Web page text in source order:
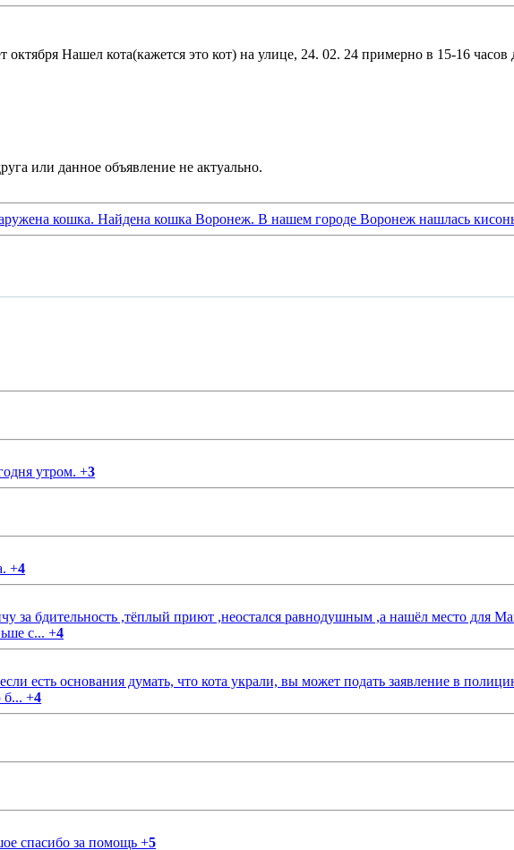
Нашел кота(кажется это кот) на улице, 24. 02. 24 примерно в 15-16
кошка. Найдена кошка Воронеж. В нашем городе Воронеж нашлась
утром. +3
+4
бдительность ,тёплый приют ,неостался равнодушным ,а нашёл место для
с... +4
есть основания думать, что кота украли, вы может подать заявление в
б... +4
спасибо за помощь +5